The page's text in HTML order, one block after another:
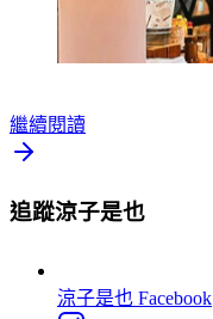
繼續閱讀
追蹤涼子是也
涼子是也 Facebook